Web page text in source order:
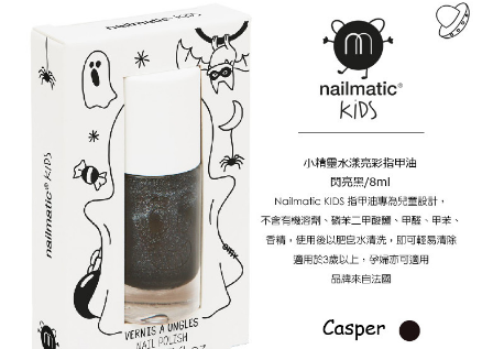
權轉讓予恩沛科技股份有限公司。
２．關於個人資料處理事宜，請瀏覽以下網址：
https://aftee.tw/terms/#terms3
３．未成年的使用者請事先徵得法定代理人或監護人之同意方可使用
「AFTEE先享後付」，若未經同意申辦者引起之損失，本公司不負相關責
４．使用「AFTEE先享後付」時，將依據個別帳號之用戶狀況，依本公司即
時審查核予不同之上限額度；若仍有額度不足之情形，本公司將視審查結果
請求用戶進行身份認證。
５．嚴禁一人註冊多個帳號或使用他人資訊註冊。若發現惡意使用之情形，
恩沛科技股份有限公司將有權停止該用戶之使用額度並採取法律行動。